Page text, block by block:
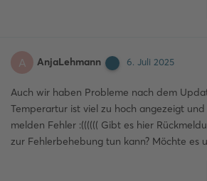
A AnjaLehmann 6. Juli 2025
Auch wir haben Probleme nach dem
Temperartur ist viel zu hoch angezeigt
melden Fehler :(((((( Gibt es hier
zur Fehlerbehebung tun kann? Möchte es